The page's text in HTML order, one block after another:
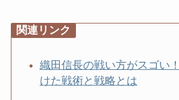
関連リンク
織田信長の戦い方がスゴい
けた戦術と戦略とは